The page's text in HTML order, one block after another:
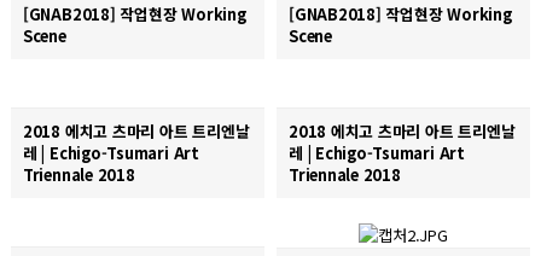
[GNAB2018] 작업현장 Working
Scene
[GNAB2018] 작업현장 Working
Scene
2018 에치고 츠마리 아트 트리엔날
레 | Echigo-Tsumari Art
Triennale 2018
2018 에치고 츠마리 아트 트리엔날
레 | Echigo-Tsumari Art
Triennale 2018